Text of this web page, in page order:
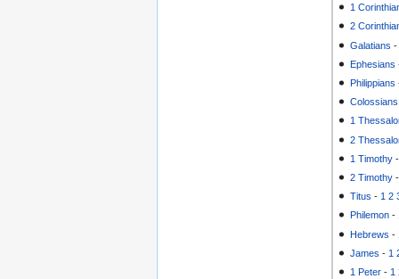
1
2
Galatians
Ephesians
Philippians
Colossians
1
2
1 Timothy
2 Timothy
Titus - 1 2
Philemon -
Hebrews -
James - 1
1 Peter - 1